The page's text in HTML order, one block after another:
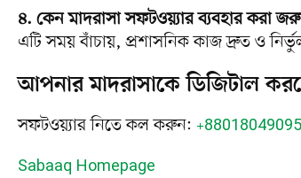
৪. কেন মাদরাসা সফটওয়্যার ব্যবহার করা
এটি সময় বাঁচায়, প্রশাসনিক কাজ দ্রুত ও
আপনার মাদরাসাকে ডিজিটাল
সফটওয়্যার নিতে কল করুন:
Sabaaq Homepage